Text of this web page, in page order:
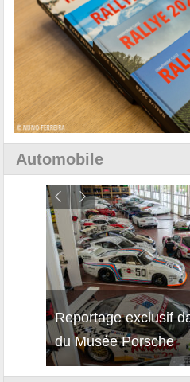
Automobile
Reportage exclusif
du Musée Porsche
Découverte de la
12Cilindri Manuale